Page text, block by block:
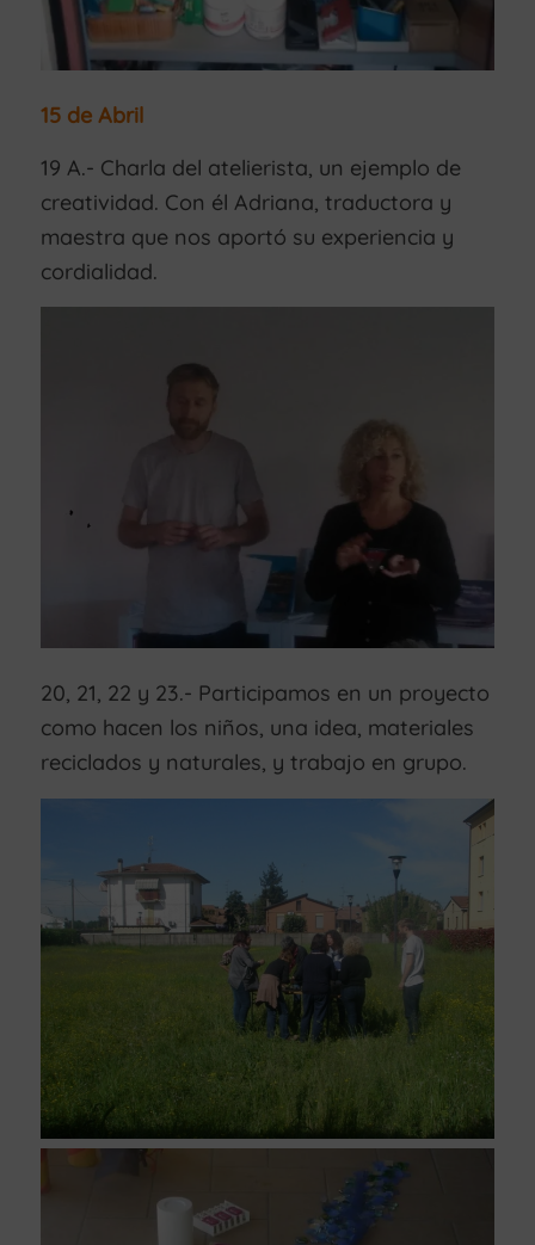
15 de Abril
19 A.- Charla del atelierista, un ejemplo de
creatividad. Con él Adriana, traductora y
maestra que nos aportó su experiencia y
cordialidad.
20, 21, 22 y 23.- Participamos en un proyecto
como hacen los niños, una idea, materiales
reciclados y naturales, y trabajo en grupo.